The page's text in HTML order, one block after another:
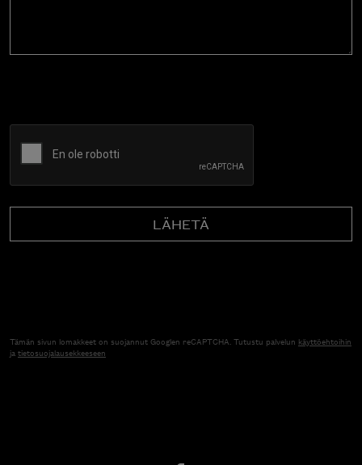
Tämän sivun lomakkeet on suojannut Googlen reCAPTCHA. Tutustu palvelun käyttöehtoihin
jatietosuojalausekkeeseen